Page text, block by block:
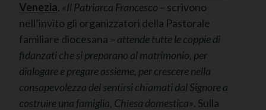
Venezia. «Il Patriarca Francesco – scrivono
nell’invito gli organizzatori della Pastorale
familiare diocesana – attende tutte le coppie di
fidanzati che si preparano al matrimonio, per
dialogare e pregare assieme, per crescere nella
consapevolezza del sentirsi chiamati dal Signore a
costruire una famiglia, Chiesa domestica». Sulla